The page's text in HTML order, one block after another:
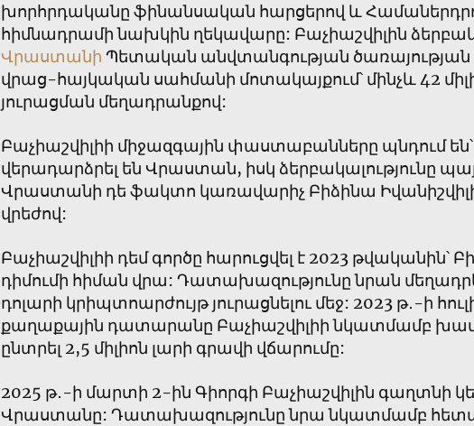
խորհրդականը ֆինանսական հարցերով և
հիմնադրամի նախկին ղեկավարը: Բաչիաշվիլին
Վրաստանի Պետական անվտանգության ծառայության
վրաց-հայկական սահմանի մոտակայքում՝ մինչև 42
յուրացման մեղադրանքով:
Բաչիաշվիլիի միջազգային փաստաբանները պնդում
վերադարձրել են Վրաստան, իսկ ձերբակալությունը
Վրաստանի դե ֆակտո կառավարիչ Բիձինա
վրեժով:
Բաչիաշվիլիի դեմ գործը հարուցվել է 2023 թվականին՝
դիմումի հիման վրա: Դատախազությունը նրան
դոլարի կրիպտոարժույթ յուրացնելու մեջ: 2023 թ․-ի
քաղաքային դատարանը Բաչիաշվիլիի նկատմամբ
ընտրել 2,5 միլիոն լարի գրավի վճարումը:
2025 թ․-ի մարտի 2-ին Գիորգի Բաչիաշվիլին գաղտնի
Վրաստանը: Դատախազությունը նրա նկատմամբ